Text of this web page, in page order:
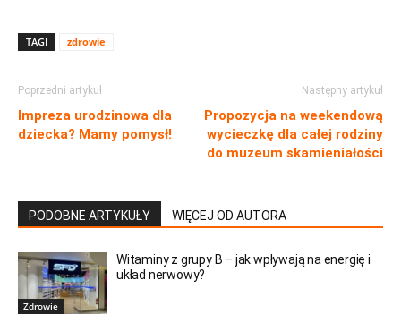
TAGI zdrowie
Poprzedni artykuł
Impreza urodzinowa dla
dziecka? Mamy pomysł!
Następny artykuł
Propozycja na weekendową
wycieczkę dla całej rodziny
do muzeum skamieniałości
PODOBNE ARTYKUŁY WIĘCEJ OD AUTORA
Zdrowie
Witaminy z grupy B – jak wpływają na energię i
układ nerwowy?